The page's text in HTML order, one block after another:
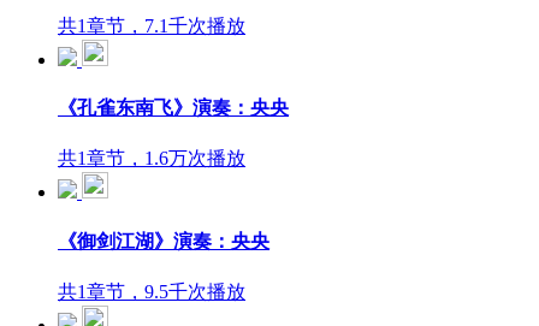
共1章节，7.1千次播放
《孔雀东南飞》演奏：央央
共1章节，1.6万次播放
《御剑江湖》演奏：央央
共1章节，9.5千次播放